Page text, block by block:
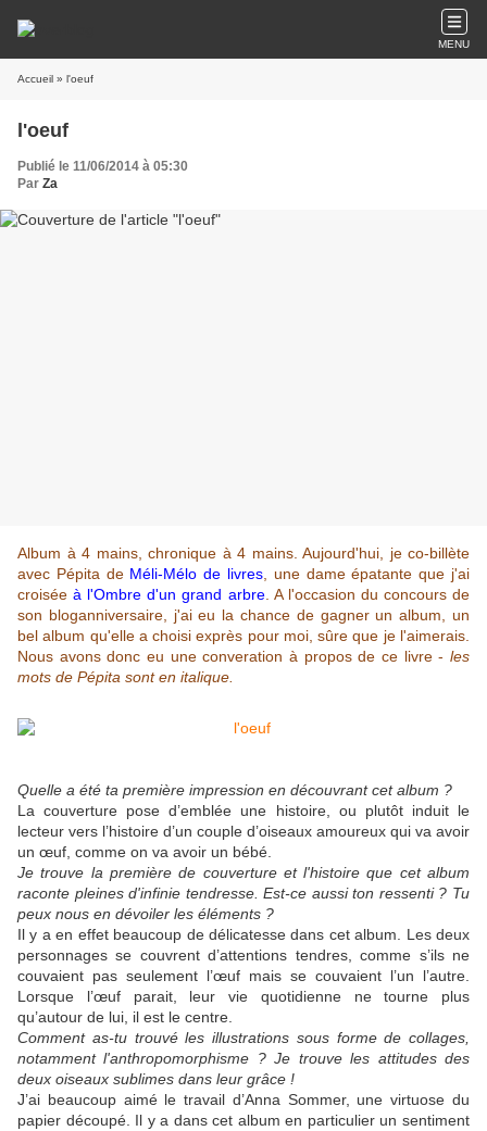
MENU
Accueil » l'oeuf
l'oeuf
Publié le 11/06/2014 à 05:30
Par Za
Album à 4 mains, chronique à 4 mains. Aujourd'hui, je co-billète
avec Pépita de Méli-Mélo de livres , une dame épatante que j'ai
croiséeà l'Ombre d'un grand arbre. A l'occasion du concours de
son bloganniversaire, j'ai eu la chance de gagner un album, un
bel album qu'elle a choisi exprès pour moi, sûre que je l'aimerais.
Nous avons donc eu une converation à propos de ce livre - les
mots de Pépita sont en italique.
Quelle a été ta première impression en découvrant cet album ?
La couverture pose d’emblée une histoire, ou plutôt induit le
lecteur vers l’histoire d’un couple d’oiseaux amoureux qui va avoir
un œuf, comme on va avoir un bébé.
Je trouve la première de couverture et l'histoire que cet album
raconte pleines d'infinie tendresse. Est-ce aussi ton ressenti ? Tu
peux nous en dévoiler les éléments ?
Il y a en effet beaucoup de délicatesse dans cet album. Les deux
personnages se couvrent d’attentions tendres, comme s’ils ne
couvaient pas seulement l’œuf mais se couvaient l’un l’autre.
Lorsque l’œuf parait, leur vie quotidienne ne tourne plus
qu’autour de lui, il est le centre.
Comment as-tu trouvé les illustrations sous forme de collages,
notamment l'anthropomorphisme ? Je trouve les attitudes des
deux oiseaux sublimes dans leur grâce !
J’ai beaucoup aimé le travail d’Anna Sommer, une virtuose du
papier découpé. Il y a dans cet album en particulier un sentiment